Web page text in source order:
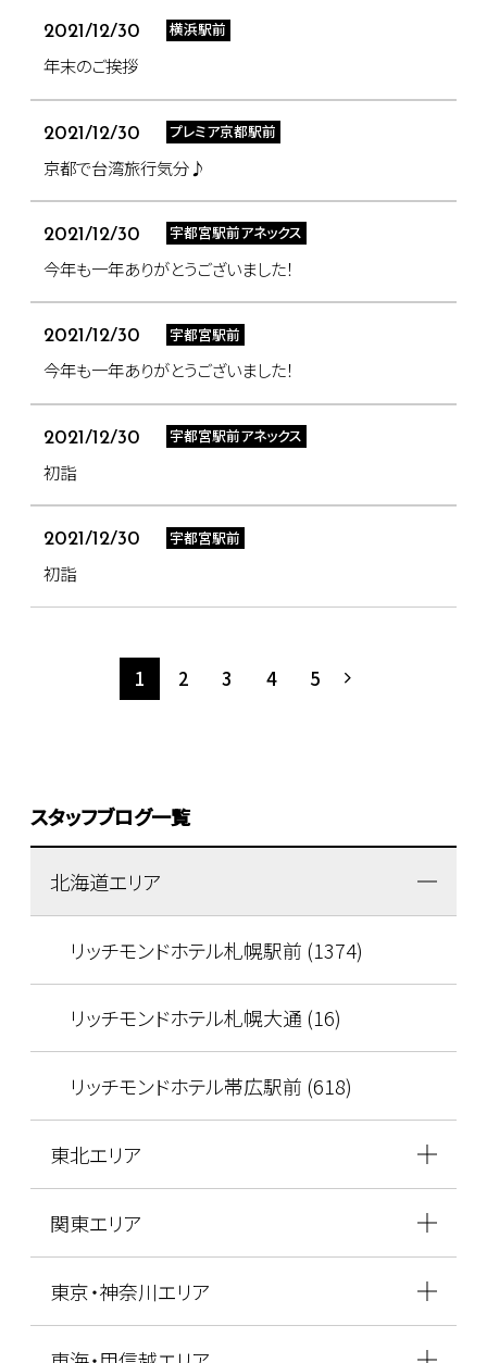
2021/12/30 横浜駅前
年末のご挨拶
2021/12/30 プレミア京都駅前
京都で台湾旅行気分♪
2021/12/30 宇都宮駅前アネックス
今年も一年ありがとうございました！
2021/12/30 宇都宮駅前
今年も一年ありがとうございました！
2021/12/30 宇都宮駅前アネックス
初詣
2021/12/30 宇都宮駅前
初詣
1 2 3 4 5
スタッフブログ一覧
北海道エリア
リッチモンドホテル札幌駅前 (1374)
リッチモンドホテル札幌大通 (16)
リッチモンドホテル帯広駅前 (618)
東北エリア
関東エリア
東京・神奈川エリア